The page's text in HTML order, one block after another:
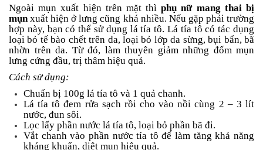
Ngoài mụn xuất hiện trên mặt thìphụ nữ mang thai bị
mụn xuất hiện ở lưng cũng khá nhiều. Nếu gặp phải trường
hợp này, bạn có thể sử dụng lá tía tô. Lá tía tô có tác dụng
loại bỏ tế bào chết trên da, loại bỏ lớp da sừng, bụi bẩn, bã
nhờn trên da. Từ đó, làm thuyên giảm những đốm mụn
lưng cứng đầu, trị thâm hiệu quả.
Cách sử dụng:
Chuẩn bị 100g lá tía tô và 1 quả chanh.
Lá tía tô đem rửa sạch rồi cho vào nồi cùng 2 – 3 lít
nước, đun sôi.
Lọc lấy phần nước lá tía tô, loại bỏ phần bã đi.
Vắt chanh vào phần nước tía tô để làm tăng khả năng
kháng khuẩn, diệt mụn hiệu quả.